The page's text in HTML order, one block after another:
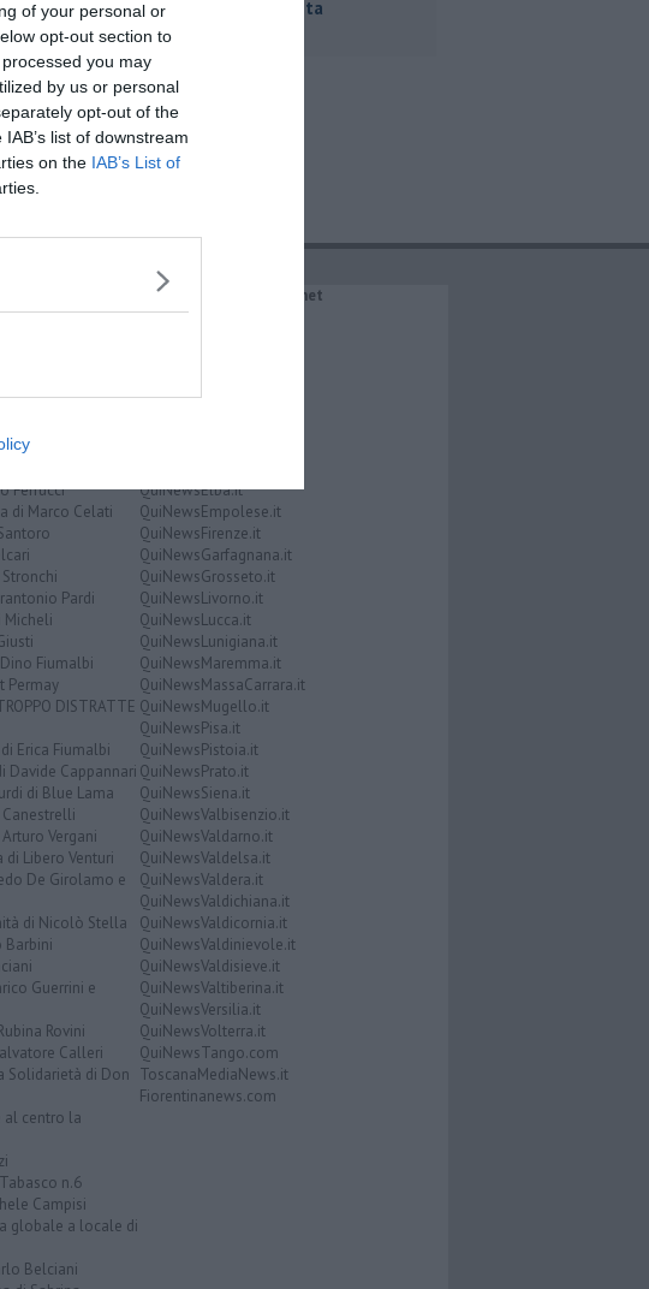
of your personal or
opt-out section to
you may
by us or personal
opt-out of the
list of downstream
on the IAB’s List of
motociclista
Ferrucci
di Marco Celati
Pardi
Micheli
Dino Fiumalbi
Permay
DISTRATTE
Erica Fiumalbi
Davide Cappannari
di Blue Lama
Vergani
Libero Venturi
De Girolamo e
di Nicolò Stella
Barbini
Guerrini e
Rovini
Calleri
Solidarietà di Don
al centro la
n.6
Campisi
globale a locale di
Belciani
IL NETWORK QuiNews.net
QuiNewsAbetone.it
QuiNewsCasentino.it
QuiNewsElba.it
QuiNewsEmpolese.it
QuiNewsFirenze.it
QuiNewsGarfagnana.it
QuiNewsGrosseto.it
QuiNewsLivorno.it
QuiNewsLucca.it
QuiNewsLunigiana.it
QuiNewsMaremma.it
QuiNewsMassaCarrara.it
QuiNewsMugello.it
QuiNewsPisa.it
QuiNewsPistoia.it
QuiNewsPrato.it
QuiNewsSiena.it
QuiNewsValbisenzio.it
QuiNewsValdarno.it
QuiNewsValdelsa.it
QuiNewsValdera.it
QuiNewsValdichiana.it
QuiNewsValdicornia.it
QuiNewsValdinievole.it
QuiNewsValdisieve.it
QuiNewsValtiberina.it
QuiNewsVersilia.it
QuiNewsVolterra.it
QuiNewsTango.com
ToscanaMediaNews.it
Fiorentinanews.com